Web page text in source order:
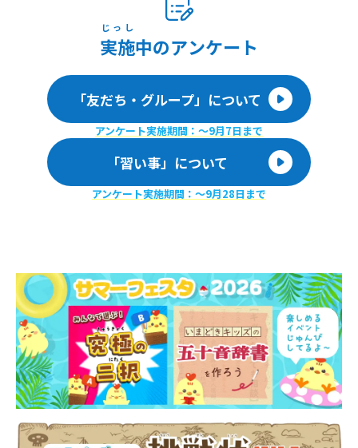
実施
じっし
中のアンケート
「友だち・グループ」について
アンケート実施期間：〜9月7日まで
「習い事」について
アンケート実施期間：〜9月28日まで